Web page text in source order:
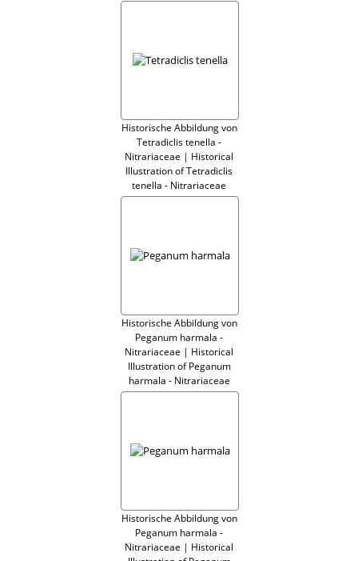
Historische Abbildung von
Tetradiclis tenella -
Nitrariaceae | Historical
Illustration of Tetradiclis
tenella - Nitrariaceae
Historische Abbildung von
Peganum harmala -
Nitrariaceae | Historical
Illustration of Peganum
harmala - Nitrariaceae
Historische Abbildung von
Peganum harmala -
Nitrariaceae | Historical